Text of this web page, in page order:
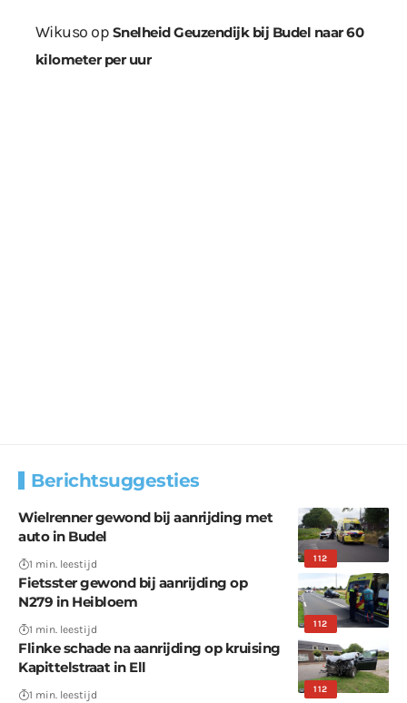
Wikuso op Snelheid Geuzendijk bij Budel naar 60
kilometer per uur
Berichtsuggesties
112
Wielrenner gewond bij aanrijding met
auto in Budel
1 min. leestijd
112
Fietsster gewond bij aanrijding op
N279 in Heibloem
1 min. leestijd
112
Flinke schade na aanrijding op kruising
Kapittelstraat in Ell
1 min. leestijd